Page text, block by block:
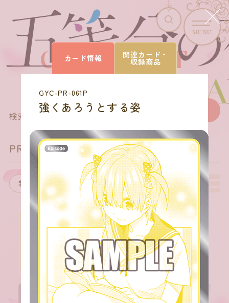
MENU
CARD LIST
カードを探す
検索結果205 件 商品を選びなおす
PRカード
カード情報 関連カード・
収録商品
GYC-PR-061P
強くあろうとする姿